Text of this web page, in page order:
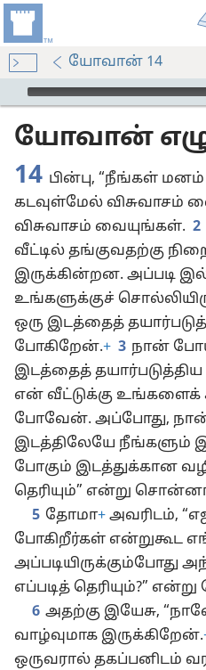
யோவான் 14
Audio Player
யோவான்
14 பின்பு, “நீங்கள்
கடவுள்மேல் விசுவாசம்
விசுவாசம் வையுங்கள். 2
வீட்டில் தங்குவதற்கு
இருக்கின்றன. அப்படி
உங்களுக்குச்
ஒரு இடத்தைத்
போகிறேன்.+ 3 நான்
இடத்தைத் தயார்படுத்திய
என் வீட்டுக்கு உங்களைக்
போவேன். அப்போது, நான்
இடத்திலேயே நீங்களும்
போகும் இடத்துக்கான
தெரியும்” என்று
5 தோமா+ அவரிடம்,
போகிறீர்கள் என்றுகூட
அப்படியிருக்கும்போது
எப்படித் தெரியும்?” என்று
6 அதற்கு இயேசு,
வாழ்வுமாக இருக்கிறேன்.
ஒருவரால் தகப்பனிடம் வர